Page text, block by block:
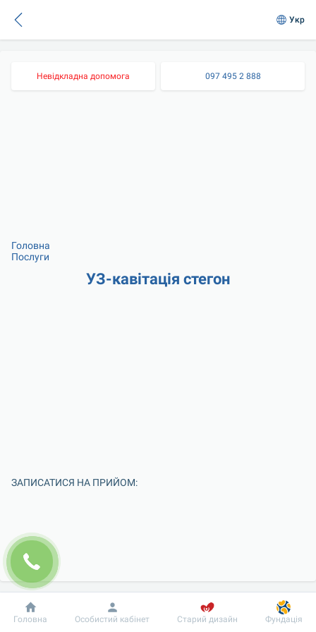
Укр
Невідкладна допомога 097 495 2 888
Головна
Послуги
УЗ-кавітація стегон
ЗАПИСАТИСЯ НА ПРИЙОМ:
Добробут Інформація Пацієнту
Головна Особистий кабінет Старий дизайн Фундація